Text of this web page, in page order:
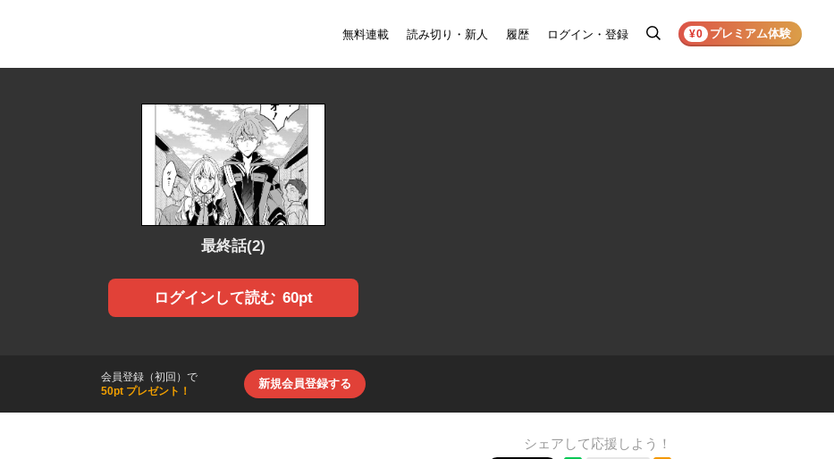
無料連載 読み切り・新人 履歴 ログイン・登録
検
¥0 プレミアム体験
最終話(2)
ログインして読む 60pt
会員登録（初回）で
50pt プレゼント！
新規会員登録する
シェアして応援しよう！